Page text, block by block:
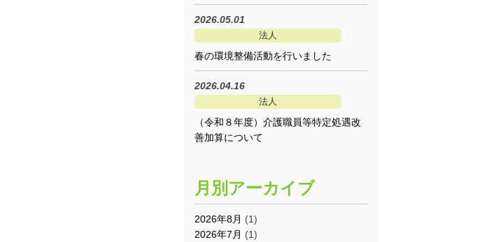
2026.05.01
法人
春の環境整備活動を行いました
2026.04.16
法人
（令和８年度）介護職員等特定処遇改
善加算について
月別アーカイブ
2026年8月 (1)
2026年7月 (1)